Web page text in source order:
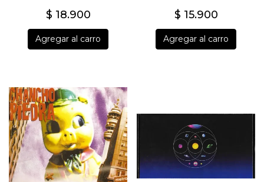
$ 18.900
Agregar al carro
$ 15.900
Agregar al carro